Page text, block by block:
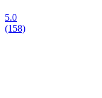
5.0
(158)